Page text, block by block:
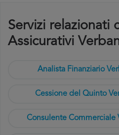
Servizi relazionati
Assicurativi
Analista Finanziario
Cessione del Quinto
Consulente Commerciale